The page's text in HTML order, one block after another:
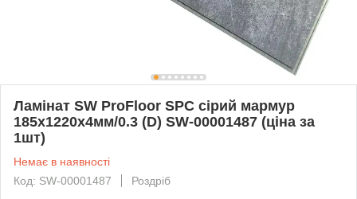
Ламінат SW ProFloor SPC сірий мармур
185х1220х4мм/0.3 (D) SW-00001487 (ціна за
1шт)
Немає в наявності
Код: SW-00001487
Роздріб